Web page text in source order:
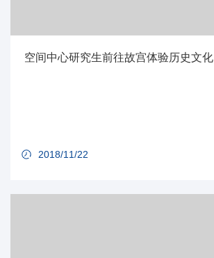
空间中心研究生前往故宫体验历史文化
2018/11/22